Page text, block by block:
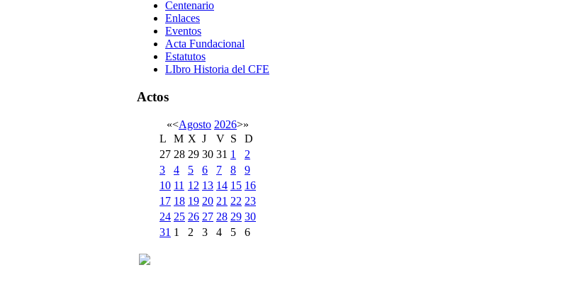
Centenario
Enlaces
Eventos
Acta Fundacional
Estatutos
LIbro Historia del CFE
Actos
«<Agosto 2026>»
L
M X J V S
D
27 28 29 30 31 1
2
3
4 5 6 7 8
9
10 11 12 13 14 15 16
17 18 19 20 21 22 23
24 25 26 27 28 29 30
31 1 2 3 4 5 6